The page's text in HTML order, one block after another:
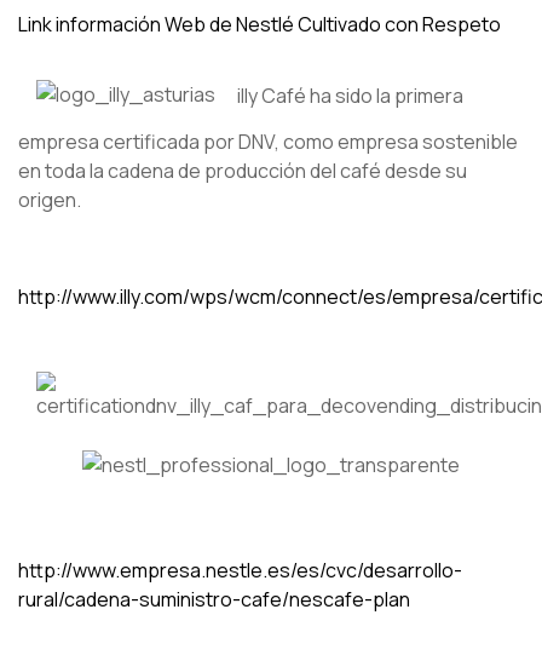
Link información Web de Nestlé Cultivado con Respeto
illy Café ha sido la primera
empresa certificada por DNV, como empresa sostenible
en toda la cadena de producción del café desde su
origen.
http://www.illy.com/wps/wcm/connect/es/empresa/
http://www.empresa.nestle.es/es/cvc/desarrollo-
rural/cadena-suministro-cafe/nescafe-plan